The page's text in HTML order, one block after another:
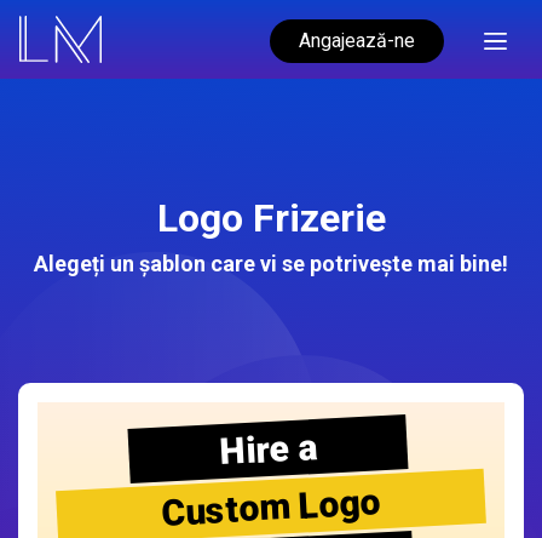
Angajează-ne
Logo Frizerie
Alegeți un șablon care vi se potrivește mai bine!
Hire a
Custom Logo